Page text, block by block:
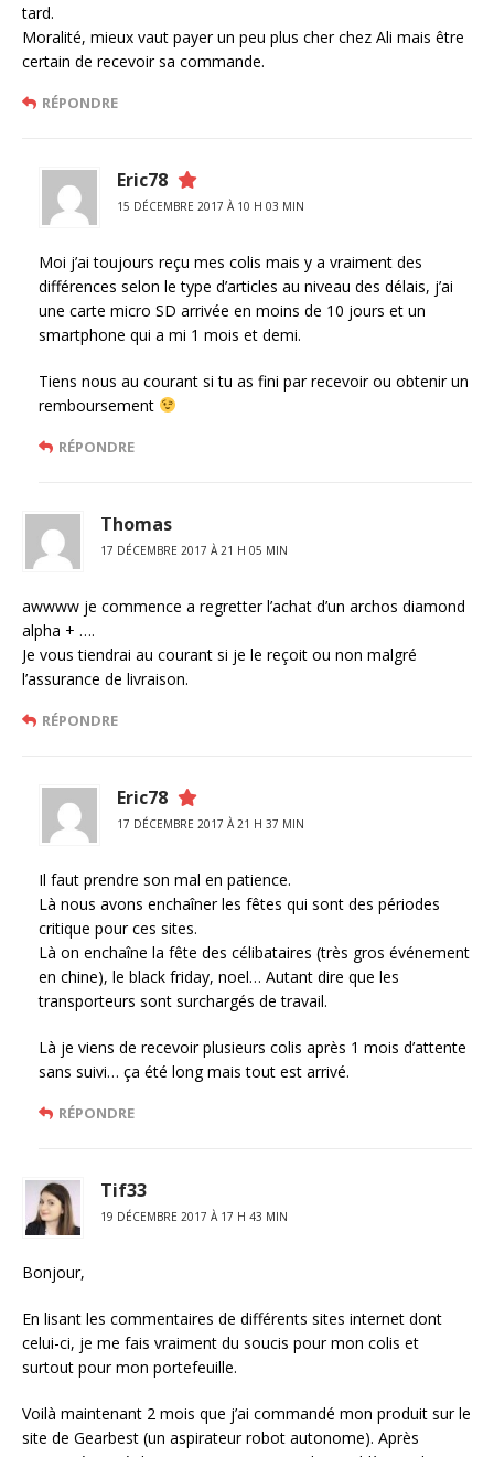
tard.
Moralité, mieux vaut payer un peu plus cher chez Ali mais être
certain de recevoir sa commande.
RÉPONDRE
Eric78
15 DÉCEMBRE 2017 À 10 H 03 MIN
Moi j’ai toujours reçu mes colis mais y a vraiment des
différences selon le type d’articles au niveau des délais, j’ai
une carte micro SD arrivée en moins de 10 jours et un
smartphone qui a mi 1 mois et demi.
Tiens nous au courant si tu as fini par recevoir ou obtenir un
remboursement
RÉPONDRE
Thomas
17 DÉCEMBRE 2017 À 21 H 05 MIN
awwww je commence a regretter l’achat d’un archos diamond
alpha + ….
Je vous tiendrai au courant si je le reçoit ou non malgré
l’assurance de livraison.
RÉPONDRE
Eric78
17 DÉCEMBRE 2017 À 21 H 37 MIN
Il faut prendre son mal en patience.
Là nous avons enchaîner les fêtes qui sont des périodes
critique pour ces sites.
Là on enchaîne la fête des célibataires (très gros événement
en chine), le black friday, noel… Autant dire que les
transporteurs sont surchargés de travail.
Là je viens de recevoir plusieurs colis après 1 mois d’attente
sans suivi… ça été long mais tout est arrivé.
RÉPONDRE
Tif33
19 DÉCEMBRE 2017 À 17 H 43 MIN
Bonjour,
En lisant les commentaires de différents sites internet dont
celui-ci, je me fais vraiment du soucis pour mon colis et
surtout pour mon portefeuille.
Voilà maintenant 2 mois que j’ai commandé mon produit sur le
site de Gearbest (un aspirateur robot autonome). Après